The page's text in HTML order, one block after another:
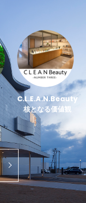
C.L.E.A.N.Beauty
核となる価値観